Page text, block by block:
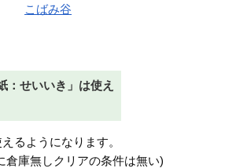
こばみ谷
：せいいき」は使え
るようになります。
倉庫無しクリアの条件は無い)